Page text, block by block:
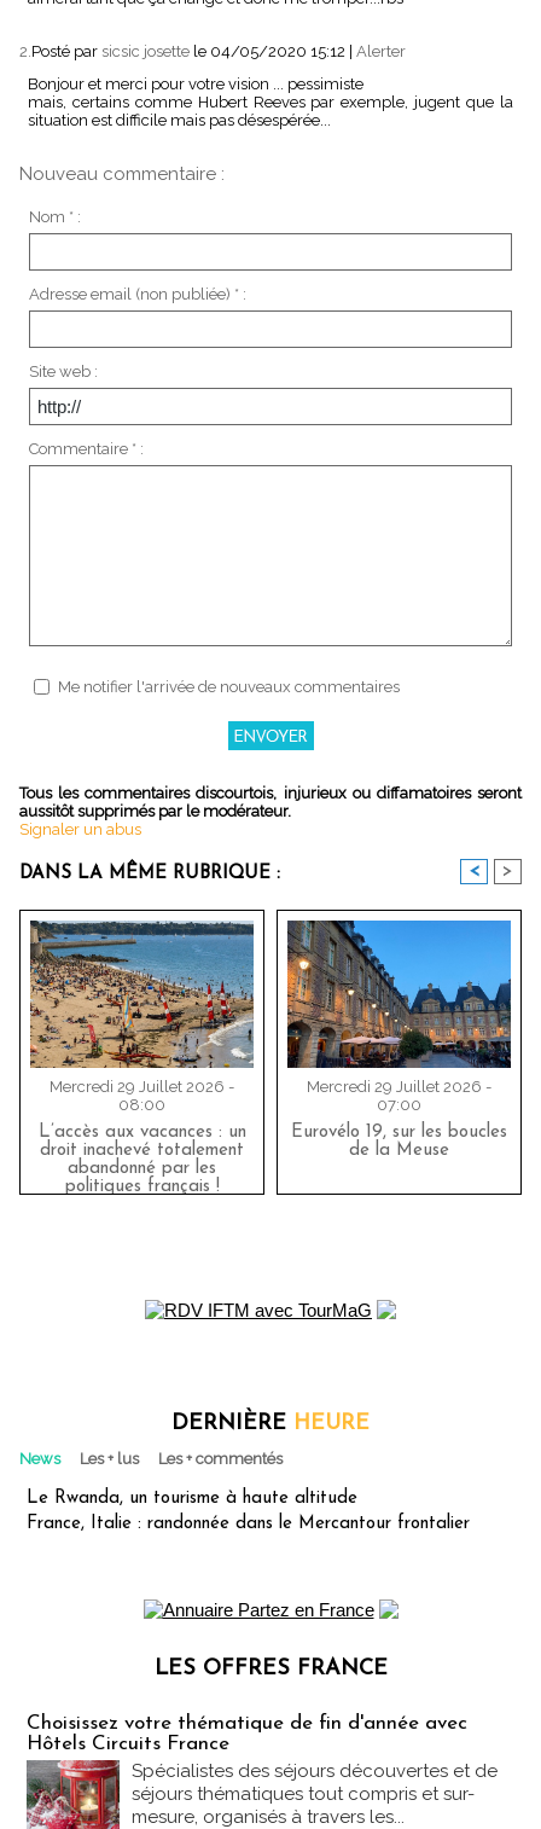
2. Posté par sicsic josette le 04/05/2020 15:12
Alerter
Bonjour et merci pour votre vision ... pessimiste
mais, certains comme Hubert Reeves par exemple, jugent que la
situation est difficile mais pas désespérée...
Nouveau commentaire :
Nom * :
Adresse email (non publiée) * :
Site web :
Commentaire * :
Me notifier l'arrivée de nouveaux commentaires
Tous les commentaires discourtois, injurieux ou diffamatoires seront
aussitôt supprimés par le modérateur.
Signaler un abus
DANS LA MÊME RUBRIQUE : < >
Mercredi 29 Juillet 2026 -
08:00
L’accès aux vacances : un
droit inachevé totalement
abandonné par les
politiques français !
Mercredi 29 Juillet 2026 -
07:00
Eurovélo 19, sur les boucles
de la Meuse
DERNIÈRE HEURE
News Les + lus Les + commentés
Le Rwanda, un tourisme à haute altitude
France, Italie : randonnée dans le Mercantour frontalier
LES OFFRES FRANCE
Choisissez votre thématique de fin d'année avec
Hôtels Circuits France
Spécialistes des séjours découvertes et de
séjours thématiques tout compris et sur-
mesure, organisés à travers les...